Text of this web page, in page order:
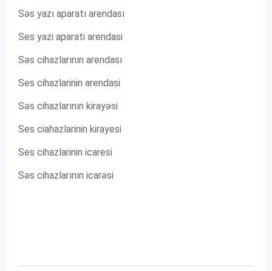
Səs yazı aparatı arendası
Ses yazi aparati arendasi
Səs cihazlarının arendası
Ses cihazlarinin arendasi
Səs cihazlarının kirayəsi
Ses ciahazlarinin kirayesi
Ses cihazlarinin icaresi
Səs cihazlarının icarəsi